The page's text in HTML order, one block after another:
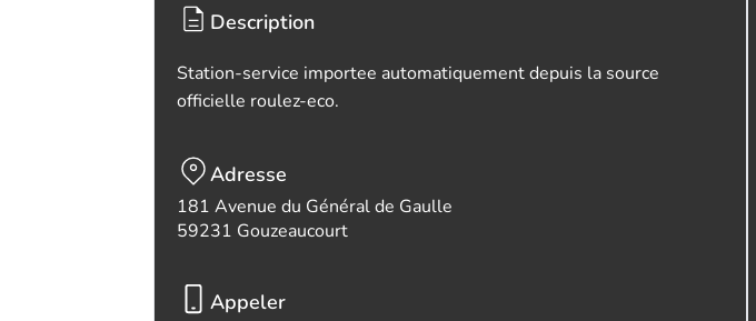
Description
Station-service importee automatiquement depuis la source
officielle roulez-eco.
Adresse
181 Avenue du Général de Gaulle
59231 Gouzeaucourt
Appeler